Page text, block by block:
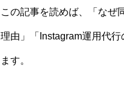
この記事を読めば、「なぜ
理由」「Instagram運用代
ます。